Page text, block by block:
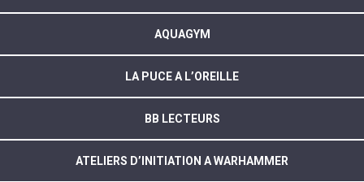
AQUAGYM
LA PUCE A L’OREILLE
BB LECTEURS
ATELIERS D’INITIATION A WARHAMMER